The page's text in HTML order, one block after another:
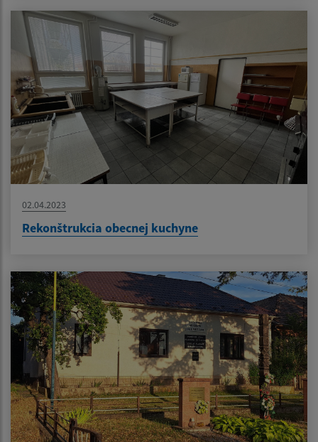
02.04.2023
Rekonštrukcia obecnej kuchyne